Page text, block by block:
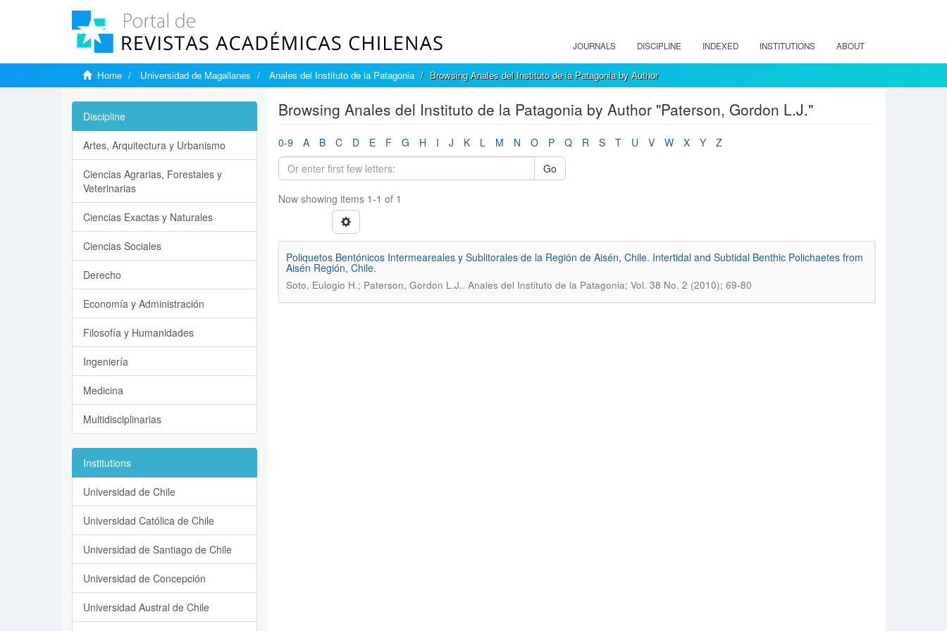
JOURNALS DISCIPLINE INDEXED INSTITUTIONS ABOUT
Home Universidad de Magallanes Anales del Instituto de la Patagonia Browsing Anales del Instituto de la Patagonia by Author
Browsing Anales del Instituto de la Patagonia by Author "Paterson, Gordon L.J."
0-9 A B C D E F G H I J K L M N O P Q R S T U V W X Y
Z
Go
Now showing items 1-1 of 1
Poliquetos Bentónicos Intermeareales y Sublitorales de la Región de Aisén, Chile. Intertidal and Subtidal Benthic Polichaetes from
Aisén Región, Chile.
Soto, Eulogio H.; Paterson, Gordon L.J.. Anales del Instituto de la Patagonia; Vol. 38 No. 2 (2010); 69-80
Discipline
Artes, Arquitectura y Urbanismo
Ciencias Agrarias, Forestales y
Veterinarias
Ciencias Exactas y Naturales
Ciencias Sociales
Derecho
Economía y Administración
Filosofía y Humanidades
Ingeniería
Medicina
Multidisciplinarias
Institutions
Universidad de Chile
Universidad Católica de Chile
Universidad de Santiago de Chile
Universidad de Concepción
Universidad Austral de Chile